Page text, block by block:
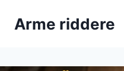
Arme riddere